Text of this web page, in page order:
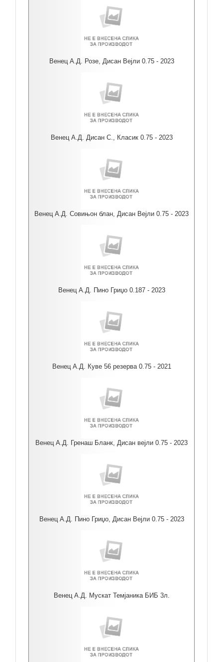
Венец А.Д. Розе, Дисан Вејли 0.75 - 2023
Венец А.Д. Дисан С., Класик 0.75 - 2023
Венец А.Д. Совињон блан, Дисан Вејли 0.75 - 2023
Венец А.Д. Пино Гриџо 0.187 - 2023
Венец А.Д. Куве 56 резерва 0.75 - 2021
Венец А.Д. Гренаш Бланк, Дисан вејли 0.75 - 2023
Венец А.Д. Пино Гриџо, Дисан Вејли 0.75 - 2023
Венец А.Д. Мускат Темјаника БИБ 3л.